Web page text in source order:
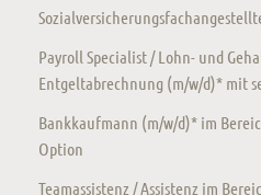
Payroll Specialist / Lohn- und
Entgeltabrechnung (m/w/d)* mit
Bankkaufmann (m/w/d)* im
Option
Teamassistenz / Assistenz im